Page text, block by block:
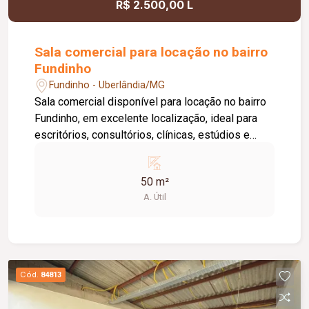
R$ 2.500,00 L
Sala comercial para locação no bairro
Fundinho
Fundinho - Uberlândia/MG
Sala comercial disponível para locação no bairro
Fundinho, em excelente localização, ideal para
escritórios, consultórios, clínicas, estúdios e
aproximadamente 50 m², forro em gesso, copa,
ponto de água, interfone e acesso por senha,
oferecendo praticidade e funcionalidade para o
banheiros feminino e masculino com
acessibilidade, controle de acesso facial, água
inclusa no condomínio, zelador e limpeza das
50 m²
A. Útil
Cód. 84813